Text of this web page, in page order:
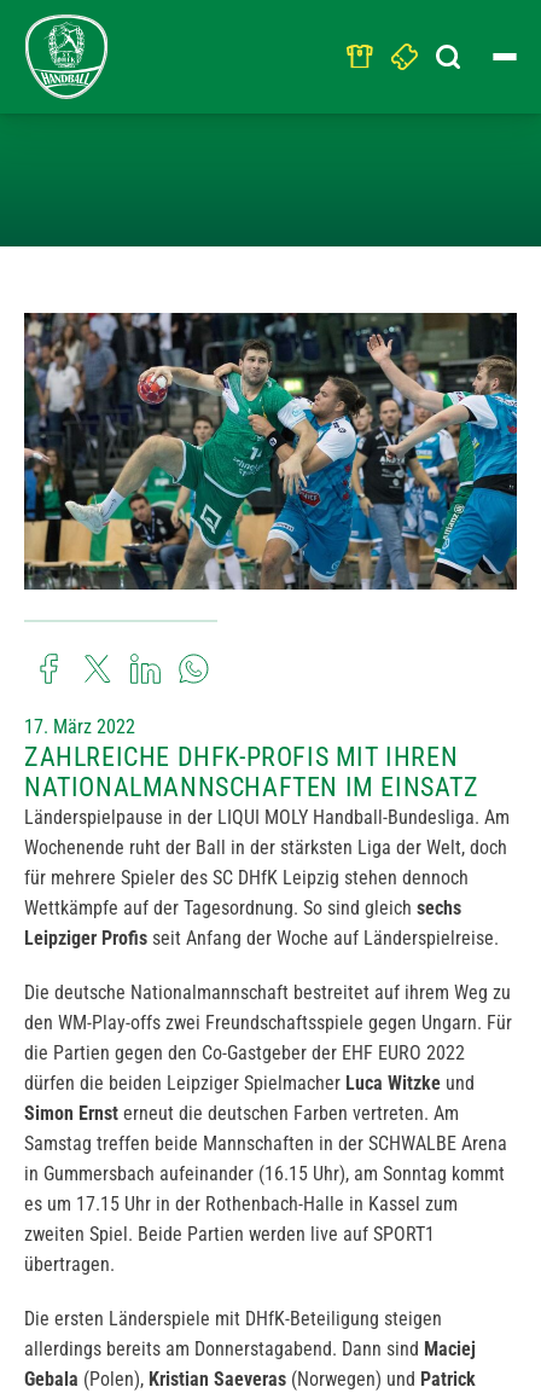
Search
for:
17. März 2022
ZAHLREICHE DHFK-PROFIS MIT IHREN
NATIONALMANNSCHAFTEN IM EINSATZ
Länderspielpause in der LIQUI MOLY Handball-Bundesliga. Am
Wochenende ruht der Ball in der stärksten Liga der Welt, doch
für mehrere Spieler des SC DHfK Leipzig stehen dennoch
Wettkämpfe auf der Tagesordnung. So sind gleich sechs
Leipziger Profis seit Anfang der Woche auf Länderspielreise.
Die deutsche Nationalmannschaft bestreitet auf ihrem Weg zu
den WM-Play-offs zwei Freundschaftsspiele gegen Ungarn. Für
die Partien gegen den Co-Gastgeber der EHF EURO 2022
dürfen die beiden Leipziger Spielmacher Luca Witzke und
Simon Ernst erneut die deutschen Farben vertreten. Am
Samstag treffen beide Mannschaften in der SCHWALBE Arena
in Gummersbach aufeinander (16.15 Uhr), am Sonntag kommt
es um 17.15 Uhr in der Rothenbach-Halle in Kassel zum
zweiten Spiel. Beide Partien werden live auf SPORT1
übertragen.
Die ersten Länderspiele mit DHfK-Beteiligung steigen
allerdings bereits am Donnerstagabend. Dann sind Maciej
Gebala (Polen), Kristian Saeveras (Norwegen) und Patrick